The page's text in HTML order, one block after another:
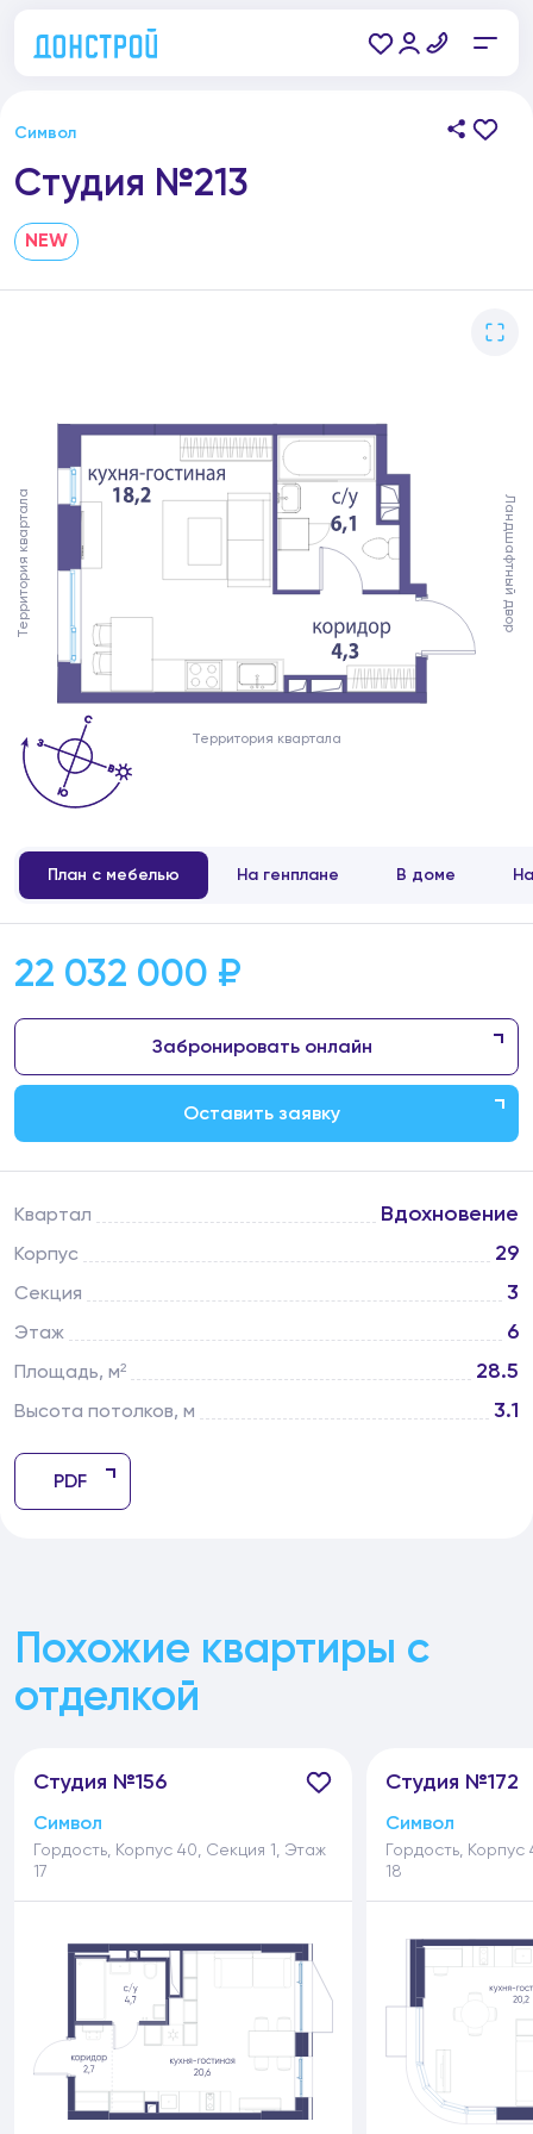
Символ
Студия №213
NEW
План с мебелью На генплане В доме
Ландшафтный двор
Территория квартала
Территория квартала
Квартал Вдохновение
Корпус 29
Секция 3
Этаж 6
Площадь, м² 28.5
Высота потолков, м 3.1
PDF
22 032 000 ₽
Забронировать онлайн
Оставить заявку
Похожие квартиры с
отделкой
Студия №156
Символ
Гордость, Корпус 40, Секция 1, Этаж
17
Студия №172
Символ
Гордость,
18